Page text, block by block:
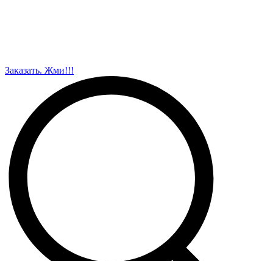
Заказать. Жми!!!